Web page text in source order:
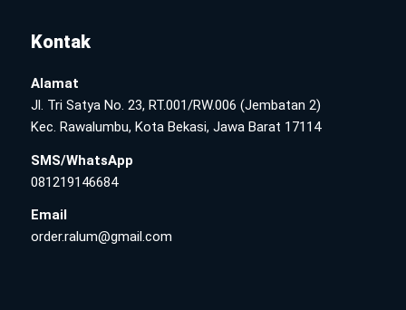
Kontak
Alamat
Jl. Tri Satya No. 23, RT.001/RW.006 (Jembatan 2)
Kec. Rawalumbu, Kota Bekasi, Jawa Barat 17114
SMS/WhatsApp
081219146684
Email
order.ralum@gmail.com